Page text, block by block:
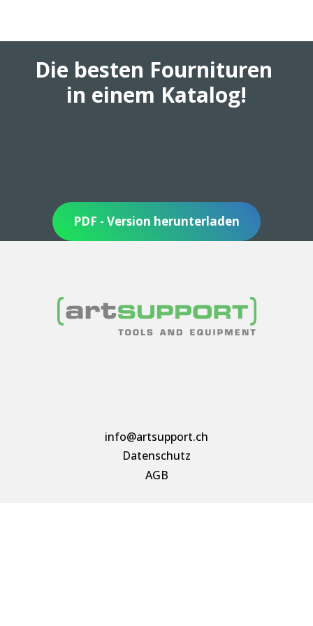
Die besten Fournituren
in einem Katalog!
PDF - Version herunterladen
info@artsupport.ch
Datenschutz
AGB